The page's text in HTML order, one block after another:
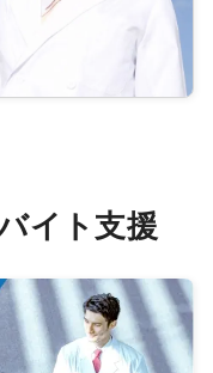
イト支援